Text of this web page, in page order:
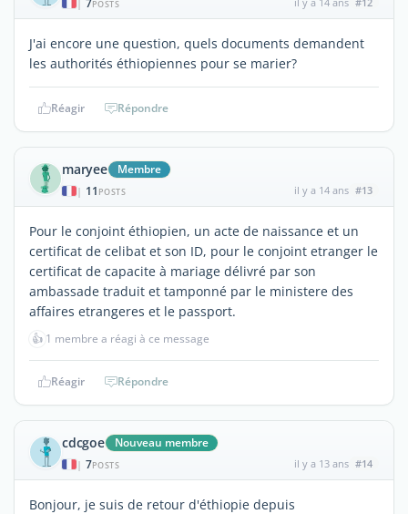
| POSTS
J'ai encore une question, quels documents demandent
les authorités éthiopiennes pour se marier?
Réagir Répondre
maryee Membre
| 11 POSTS il y a 14 ans #13
Pour le conjoint éthiopien, un acte de naissance et un
certificat de celibat et son ID, pour le conjoint etranger le
certificat de capacite à mariage délivré par son
ambassade traduit et tamponné par le ministere des
affaires etrangeres et le passport.
👍 1 membre a réagi à ce message
Réagir Répondre
cdcgoe Nouveau membre
| 7POSTS il y a 13 ans #14
Bonjour, je suis de retour d'éthiopie depuis